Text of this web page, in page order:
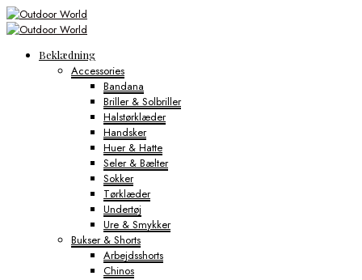
Beklædning
Accessories
Bandana
Briller & Solbriller
Halstørklæder
Handsker
Huer & Hatte
Seler & Bælter
Sokker
Tørklæder
Undertøj
Ure & Smykker
Bukser & Shorts
Arbejdsshorts
Chinos